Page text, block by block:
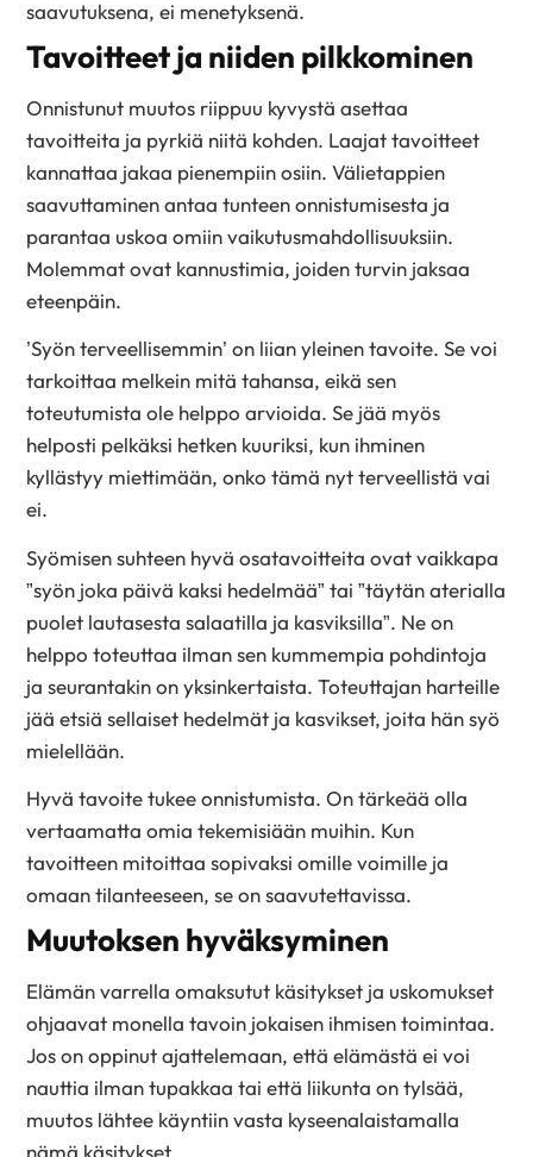
saavutuksena, ei menetyksenä.
Tavoitteet ja niiden pilkkominen
Onnistunut muutos riippuu kyvystä asettaa
tavoitteita ja pyrkiä niitä kohden. Laajat tavoitteet
kannattaa jakaa pienempiin osiin. Välietappien
saavuttaminen antaa tunteen onnistumisesta ja
parantaa uskoa omiin vaikutusmahdollisuuksiin.
Molemmat ovat kannustimia, joiden turvin jaksaa
eteenpäin.
’Syön terveellisemmin’ on liian yleinen tavoite. Se voi
tarkoittaa melkein mitä tahansa, eikä sen
toteutumista ole helppo arvioida. Se jää myös
helposti pelkäksi hetken kuuriksi, kun ihminen
kyllästyy miettimään, onko tämä nyt terveellistä vai
ei.
Syömisen suhteen hyvä osatavoitteita ovat vaikkapa
”syön joka päivä kaksi hedelmää” tai ”täytän aterialla
puolet lautasesta salaatilla ja kasviksilla”. Ne on
helppo toteuttaa ilman sen kummempia pohdintoja
ja seurantakin on yksinkertaista. Toteuttajan harteille
jää etsiä sellaiset hedelmät ja kasvikset, joita hän syö
mielellään.
Hyvä tavoite tukee onnistumista. On tärkeää olla
vertaamatta omia tekemisiään muihin. Kun
tavoitteen mitoittaa sopivaksi omille voimille ja
omaan tilanteeseen, se on saavutettavissa.
Muutoksen hyväksyminen
Elämän varrella omaksutut käsitykset ja uskomukset
ohjaavat monella tavoin jokaisen ihmisen toimintaa.
Jos on oppinut ajattelemaan, että elämästä ei voi
nauttia ilman tupakkaa tai että liikunta on tylsää,
muutos lähtee käyntiin vasta kyseenalaistamalla
nämä käsitykset.